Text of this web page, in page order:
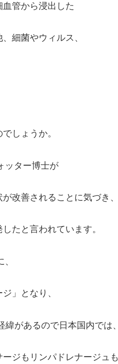
管から浸出した
細菌やウィルス、
しょうか。
ッター博士が
改善されることに気づき、
たと言われています。
」となり、
があるので日本国内では、
ジもリンパドレナージュも